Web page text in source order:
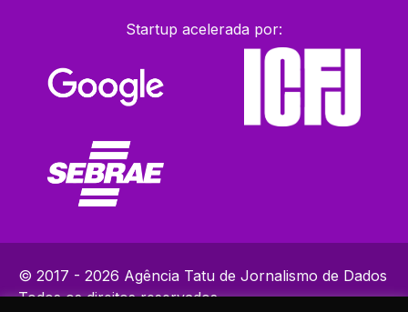
Startup acelerada por:
© 2017 - 2026 Agência Tatu de Jornalismo de Dados
Todos os direitos reservados.